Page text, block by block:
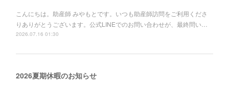
こんにちは。助産師 みやもとです。いつも助産師訪問をご利用くださ
りありがとうございます。公式LINEでのお問い合わせが、最終問い…
2026.07.16 01:30
2026夏期休暇のお知らせ